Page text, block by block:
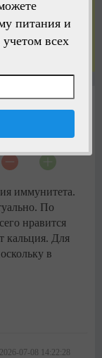
питания и
всех
иммунитета.
По
нравится
кальция. Для
в
2026-07-08 14:22:28